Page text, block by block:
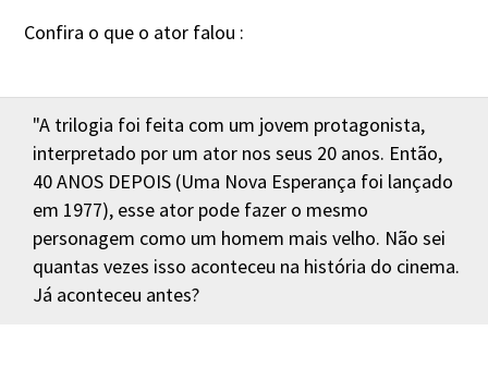
Confira o que o ator falou :
"A trilogia foi feita com um jovem protagonista,
interpretado por um ator nos seus 20 anos. Então,
40 ANOS DEPOIS (Uma Nova Esperança foi lançado
em 1977), esse ator pode fazer o mesmo
personagem como um homem mais velho. Não sei
quantas vezes isso aconteceu na história do cinema.
Já aconteceu antes?